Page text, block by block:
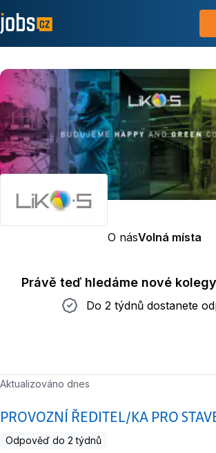
O násVolná místa
Právě teď hledáme nové
Do 2 týdnů dostanete odpověď
Do 2 týdnů dostanete
PROVOZNÍ ŘEDITEL/KA PRO
Aktualizováno dnes
Odpověď do 2 týdnů